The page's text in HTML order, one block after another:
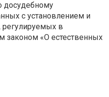
досудебному
с установлением и
в
законом «О естественных